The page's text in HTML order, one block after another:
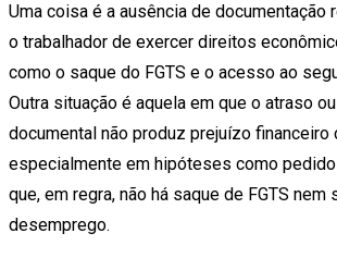
Uma coisa é a ausência de documentação
o trabalhador de exercer direitos
como o saque do FGTS e o acesso ao
Outra situação é aquela em que o atraso
documental não produz prejuízo financeiro
especialmente em hipóteses como
que, em regra, não há saque de FGTS nem
desemprego.